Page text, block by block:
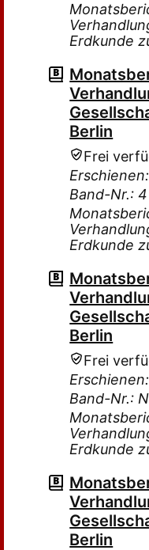
Erdkunde
Berlin
Frei
Band-Nr.: 4
Erdkunde
Berlin
Frei
Band-Nr.:
Erdkunde
Berlin